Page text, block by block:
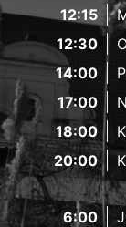
12:15
12:30
14:00
17:00
18:00
20:00
6:00